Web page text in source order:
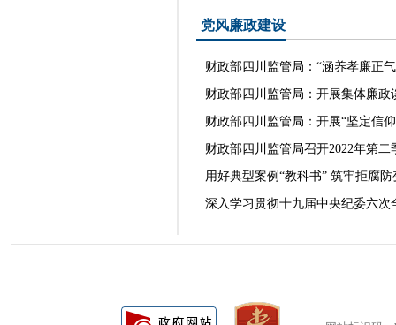
党风廉政建设
财政部四川监管局：“涵养孝廉正
财政部四川监管局：开展集体廉政
财政部四川监管局：开展“坚定信
财政部四川监管局召开2022年第
用好典型案例“教科书” 筑牢拒腐防
深入学习贯彻十九届中央纪委六次